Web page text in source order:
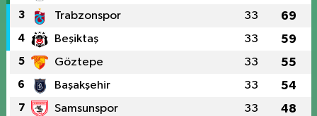
3 Trabzonspor 33 69
4 Beşiktaş 33 59
5 Göztepe 33 55
6 Başakşehir 33 54
7 Samsunspor 33 48